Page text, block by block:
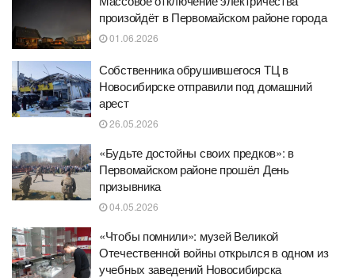
произойдёт в Первомайском районе города
01.06.2026
Собственника обрушившегося ТЦ в
Новосибирске отправили под домашний
арест
26.05.2026
«Будьте достойны своих предков»: в
Первомайском районе прошёл День
призывника
04.05.2026
«Чтобы помнили»: музей Великой
Отечественной войны открылся в одном из
учебных заведений Новосибирска